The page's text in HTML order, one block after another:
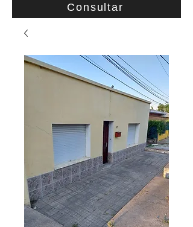
Consultar